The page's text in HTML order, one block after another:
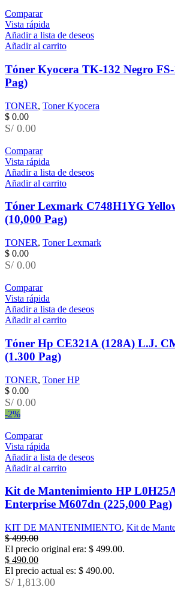
Comparar
Vista rápida
Añadir a lista de deseos
Añadir al carrito
Tóner Kyocera TK-132 Negro
Pag)
TONER, Toner Kyocera
$ 0.00
S/ 0.00
Comparar
Vista rápida
Añadir a lista de deseos
Añadir al carrito
Tóner Lexmark C748H1YG
(10,000 Pag)
TONER, Toner Lexmark
$ 0.00
S/ 0.00
Comparar
Vista rápida
Añadir a lista de deseos
Añadir al carrito
Tóner Hp CE321A (128A) L.J.
(1.300 Pag)
TONER, Toner HP
$ 0.00
S/ 0.00
-2%
Comparar
Vista rápida
Añadir a lista de deseos
Añadir al carrito
Kit de Mantenimiento HP
Enterprise M607dn (225,000 Pag)
KIT DE MANTENIMIENTO, Kit de
$499.00
El precio original era: $ 499.00.
$ 490.00
El precio actual es: $ 490.00.
S/ 1,813.00